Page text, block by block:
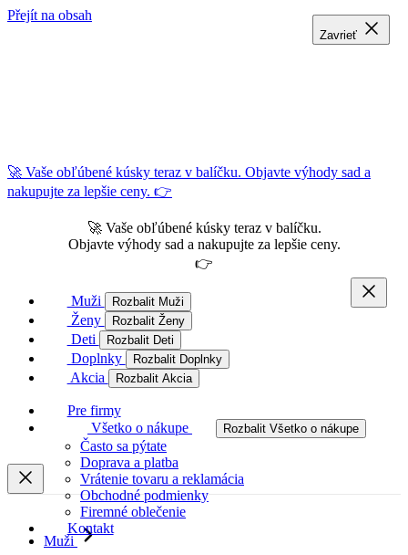
Přejít na obsah
🚀 Vaše obľúbené kúsky teraz v balíčku. Objavte výhody sad a
nakupujte za lepšie ceny. 👉
🚀 Vaše obľúbené kúsky teraz v balíčku.
Objavte výhody sad a nakupujte za lepšie ceny.
👉
Muži Rozbalit Muži
Ženy Rozbalit Ženy
Deti Rozbalit Deti
Doplnky Rozbalit Doplnky
Akcia Rozbalit Akcia
Pre firmy
Všetko o nákupe
Rozbalit Všetko o nákupe
Často sa pýtate
Doprava a platba
Vrátenie tovaru a reklamácia
Obchodné podmienky
Firemné oblečenie
Kontakt
Muži
Zavrieť
Zavrieť
Zavrieť